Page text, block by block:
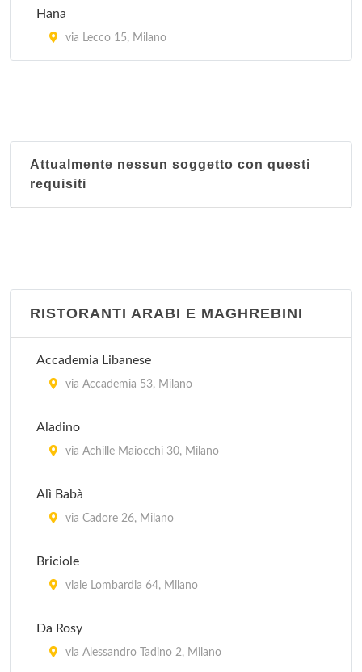
Mei Lin
via San Giovanni sul Muro 13, Milano
Hana
via Lecco 15, Milano
Attualmente nessun soggetto con questi
requisiti
RISTORANTI ARABI E MAGHREBINI
Accademia Libanese
via Accademia 53, Milano
Aladino
via Achille Maiocchi 30, Milano
Alì Babà
via Cadore 26, Milano
Briciole
viale Lombardia 64, Milano
Da Rosy
via Alessandro Tadino 2, Milano